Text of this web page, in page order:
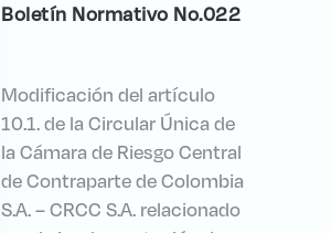
Boletín Normativo No.022
Modificación del artículo
10.1. de la Circular Única de
la Cámara de Riesgo Central
de Contraparte de Colombia
S.A. – CRCC S.A. relacionado